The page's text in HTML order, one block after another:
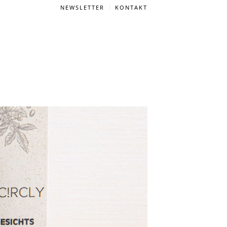
NEWSLETTER KONTAKT